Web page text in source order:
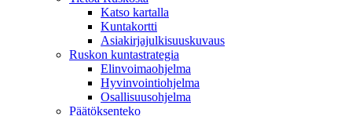
Katso kartalla
Kuntakortti
Asiakirjajulkisuuskuvaus
Ruskon kuntastrategia
Elinvoimaohjelma
Hyvinvointiohjelma
Osallisuusohjelma
Päätöksenteko